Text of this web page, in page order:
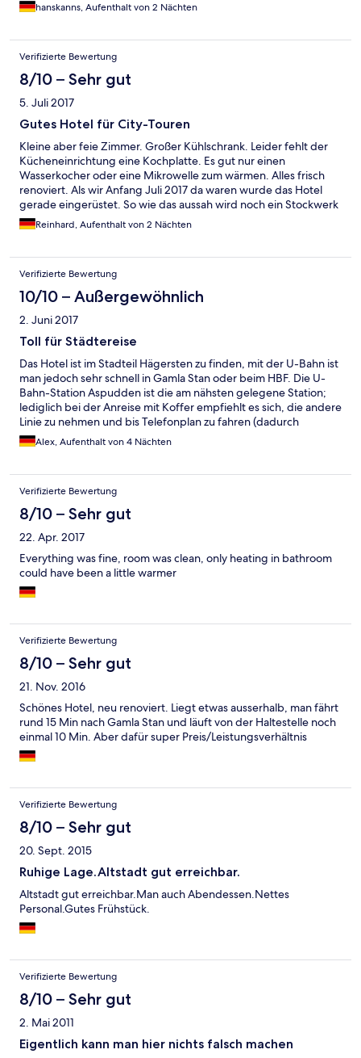
hanskanns, Aufenthalt von 2 Nächten
Verifizierte Bewertung
8/10 – Sehr gut
5. Juli 2017
Gutes Hotel für City-Touren
Kleine aber feie Zimmer. Großer Kühlschrank. Leider fehlt der
Kücheneinrichtung eine Kochplatte. Es gut nur einen
Wasserkocher oder eine Mikrowelle zum wärmen. Alles frisch
renoviert. Als wir Anfang Juli 2017 da waren wurde das Hotel
gerade eingerüstet. So wie das aussah wird noch ein Stockwerk
auf das Hotel aufgesetzt. Es ist also mit Baulärm zu rechnen.
Reinhard, Aufenthalt von 2 Nächten
Verifizierte Bewertung
10/10 – Außergewöhnlich
2. Juni 2017
Toll für Städtereise
Das Hotel ist im Stadteil Hägersten zu finden, mit der U-Bahn ist
man jedoch sehr schnell in Gamla Stan oder beim HBF. Die U-
Bahn-Station Aspudden ist die am nähsten gelegene Station;
lediglich bei der Anreise mit Koffer empfiehlt es sich, die andere
Linie zu nehmen und bis Telefonplan zu fahren (dadurch
vermeidet man, seinen Koffer einen Berg hochziehen zu
müssen). Das Hotel ist klein, das Personal nett und das
Zimmer war zwar nicht groß, aber top und sehr sauber. Die
Matraze war bequem. Es war sogar ein Wasserkocher, eine
Spüle, eine Mikrowelle, eine kleine Geschirrspülmaschine und
ein Kühlschrank vorhanden. Das vorhandene WLAN war schnell
und stabil.
Alex, Aufenthalt von 4 Nächten
Verifizierte Bewertung
8/10 – Sehr gut
22. Apr. 2017
Everything was fine, room was clean, only heating in bathroom
could have been a little warmer
Verifizierte Bewertung
8/10 – Sehr gut
21. Nov. 2016
Schönes Hotel, neu renoviert. Liegt etwas ausserhalb, man fährt
rund 15 Min nach Gamla Stan und läuft von der Haltestelle noch
einmal 10 Min. Aber dafür super Preis/Leistungsverhältnis
Verifizierte Bewertung
8/10 – Sehr gut
20. Sept. 2015
Ruhige Lage.Altstadt gut erreichbar.
Altstadt gut erreichbar.Man auch Abendessen.Nettes
Personal.Gutes Frühstück.
Verifizierte Bewertung
8/10 – Sehr gut
2. Mai 2011
Eigentlich kann man hier nichts falsch machen